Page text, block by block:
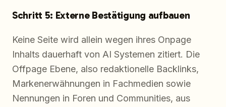
Schritt 5: Externe Bestätigung aufbauen
Keine Seite wird allein wegen ihres Onpage
Inhalts dauerhaft von AI Systemen zitiert. Die
Offpage Ebene, also redaktionelle Backlinks,
Markenerwähnungen in Fachmedien sowie
Nennungen in Foren und Communities, aus